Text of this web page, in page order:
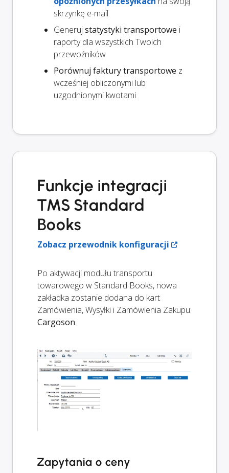
skrzynkę e-mail
Generujstatystyki transportowe i
raporty dla wszystkich Twoich
przewoźników
Porównuj faktury transportowe z
wcześniej obliczonymi lub
uzgodnionymi kwotami
Funkcje integracji
TMS Standard
Books
Zobacz przewodnik konfiguracji
Po aktywacji modułu transportu
towarowego w Standard Books, nowa
zakładka zostanie dodana do kart
Zamówienia, Wysyłki i Zamówienia Zakupu:
Cargoson.
Zapytania o ceny